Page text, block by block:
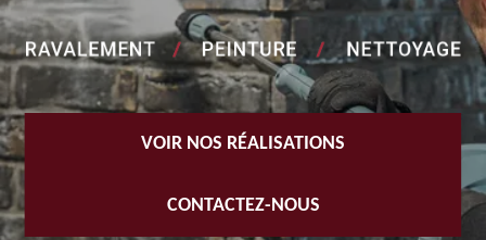
VOIR NOS RÉALISATIONS
CONTACTEZ-NOUS